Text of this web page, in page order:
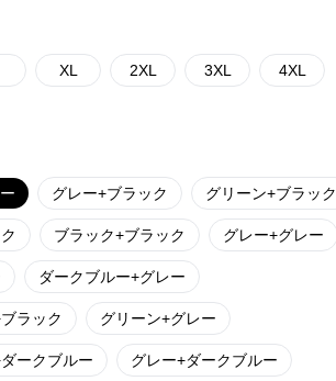
XL 2XL 3XL 4XL
グレー+ブラック グリーン+ブラック
ブラック+ブラック グレー+グレー
ダークブルー+グレー
ラック グリーン+グレー
ークブルー グレー+ダークブルー